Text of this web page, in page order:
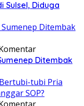
Sulsel, Diduga
Ditembak